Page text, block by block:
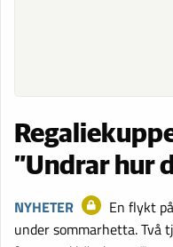
”Undrar hur
NYHETER
En flykt
under sommarhetta. Två